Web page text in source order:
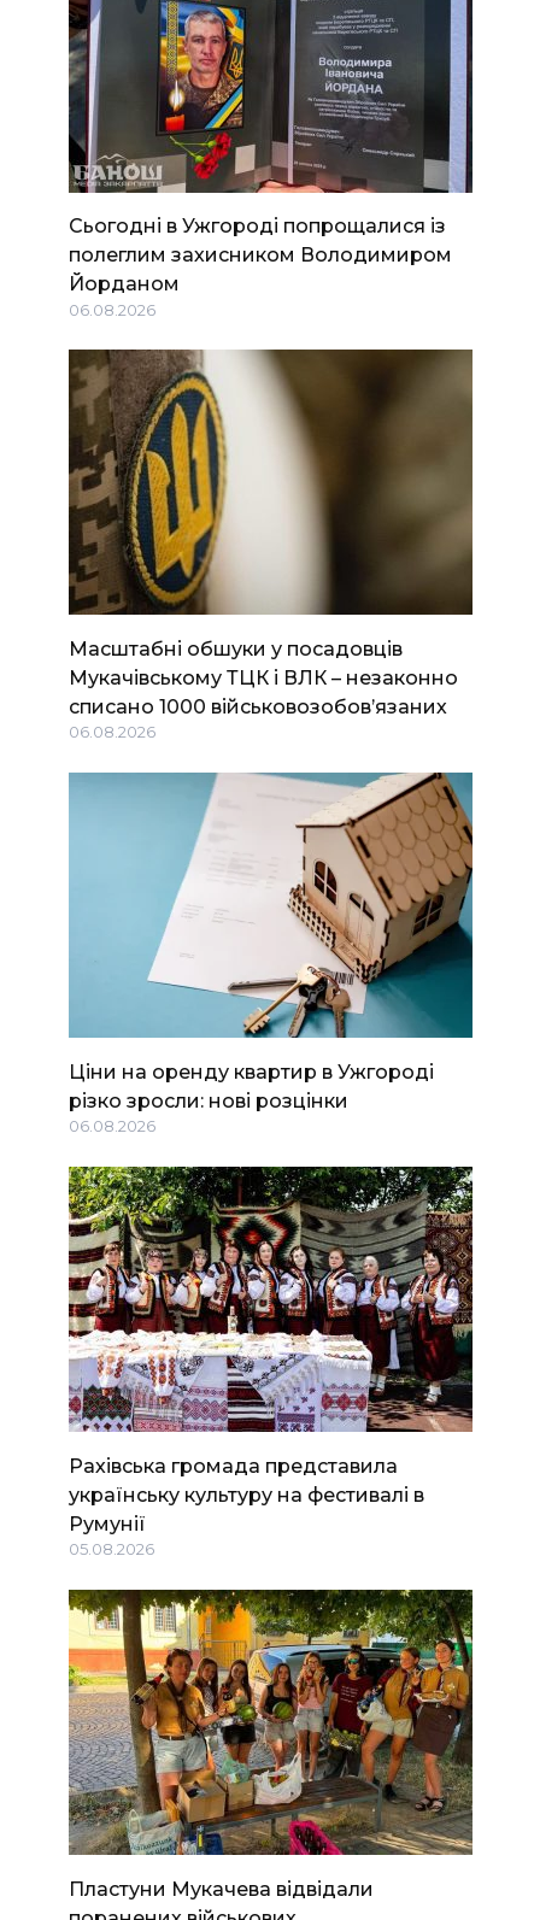
Сьогодні в Ужгороді попрощалися із
полеглим захисником Володимиром
Йорданом
06.08.2026
Масштабні обшуки у посадовців
Мукачівському ТЦК і ВЛК – незаконно
списано 1000 військовозобов’язаних
06.08.2026
Ціни на оренду квартир в Ужгороді
різко зросли: нові розцінки
06.08.2026
Рахівська громада представила
українську культуру на фестивалі в
Румунії
05.08.2026
Пластуни Мукачева відвідали